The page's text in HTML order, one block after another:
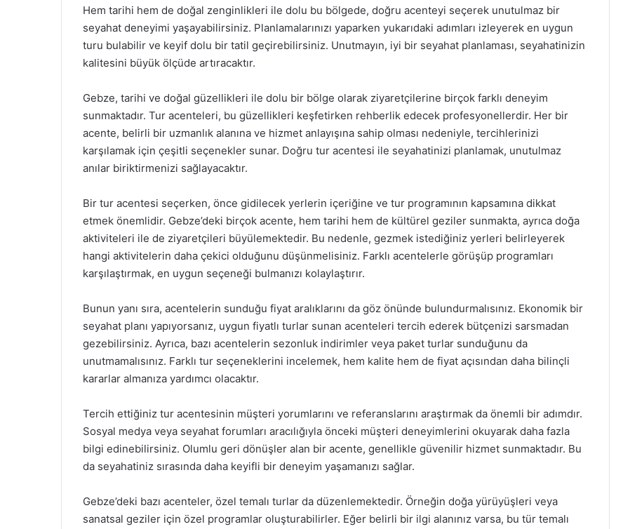
Hem tarihi hem de doğal zenginlikleri ile dolu bu bölgede, doğru acenteyi seçerek unutulmaz bir
seyahat deneyimi yaşayabilirsiniz. Planlamalarınızı yaparken yukarıdaki adımları izleyerek en uygun
turu bulabilir ve keyif dolu bir tatil geçirebilirsiniz. Unutmayın, iyi bir seyahat planlaması, seyahatinizin
kalitesini büyük ölçüde artıracaktır.
Gebze, tarihi ve doğal güzellikleri ile dolu bir bölge olarak ziyaretçilerine birçok farklı deneyim
sunmaktadır. Tur acenteleri, bu güzellikleri keşfetirken rehberlik edecek profesyonellerdir. Her bir
acente, belirli bir uzmanlık alanına ve hizmet anlayışına sahip olması nedeniyle, tercihlerinizi
karşılamak için çeşitli seçenekler sunar. Doğru tur acentesi ile seyahatinizi planlamak, unutulmaz
anılar biriktirmenizi sağlayacaktır.
Bir tur acentesi seçerken, önce gidilecek yerlerin içeriğine ve tur programının kapsamına dikkat
etmek önemlidir. Gebze’deki birçok acente, hem tarihi hem de kültürel geziler sunmakta, ayrıca doğa
aktiviteleri ile de ziyaretçileri büyülemektedir. Bu nedenle, gezmek istediğiniz yerleri belirleyerek
hangi aktivitelerin daha çekici olduğunu düşünmelisiniz. Farklı acentelerle görüşüp programları
karşılaştırmak, en uygun seçeneği bulmanızı kolaylaştırır.
Bunun yanı sıra, acentelerin sunduğu fiyat aralıklarını da göz önünde bulundurmalısınız. Ekonomik bir
seyahat planı yapıyorsanız, uygun fiyatlı turlar sunan acenteleri tercih ederek bütçenizi sarsmadan
gezebilirsiniz. Ayrıca, bazı acentelerin sezonluk indirimler veya paket turlar sunduğunu da
unutmamalısınız. Farklı tur seçeneklerini incelemek, hem kalite hem de fiyat açısından daha bilinçli
kararlar almanıza yardımcı olacaktır.
Tercih ettiğiniz tur acentesinin müşteri yorumlarını ve referanslarını araştırmak da önemli bir adımdır.
Sosyal medya veya seyahat forumları aracılığıyla önceki müşteri deneyimlerini okuyarak daha fazla
bilgi edinebilirsiniz. Olumlu geri dönüşler alan bir acente, genellikle güvenilir hizmet sunmaktadır. Bu
da seyahatiniz sırasında daha keyifli bir deneyim yaşamanızı sağlar.
Gebze’deki bazı acenteler, özel temalı turlar da düzenlemektedir. Örneğin doğa yürüyüşleri veya
sanatsal geziler için özel programlar oluşturabilirler. Eğer belirli bir ilgi alanınız varsa, bu tür temalı